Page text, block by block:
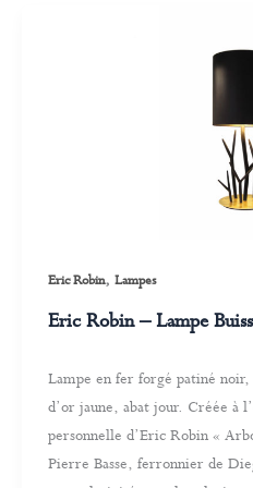
Eric Robin, Lampes
Eric Robin – Lampe
Lampe en fer forgé patiné
d’or jaune, abat jour. Créée à
personnelle d’Eric Robin «
Pierre Basse, ferronnier de